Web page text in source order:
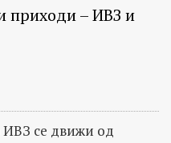
приходи – ИВЗ и
ИВЗ се движи од